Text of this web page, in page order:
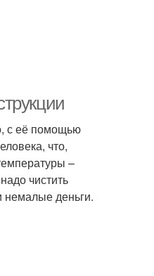
с её помощью
что,
–
чистить
немалые деньги.